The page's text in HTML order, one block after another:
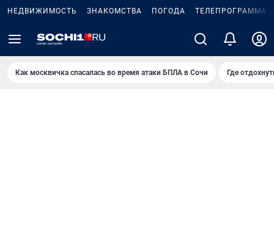
НЕДВИЖИМОСТЬ ЗНАКОМСТВА ПОГОДА ТЕЛЕПРОГРАММА
Как москвичка спасалась во время атаки БПЛА в Сочи Где